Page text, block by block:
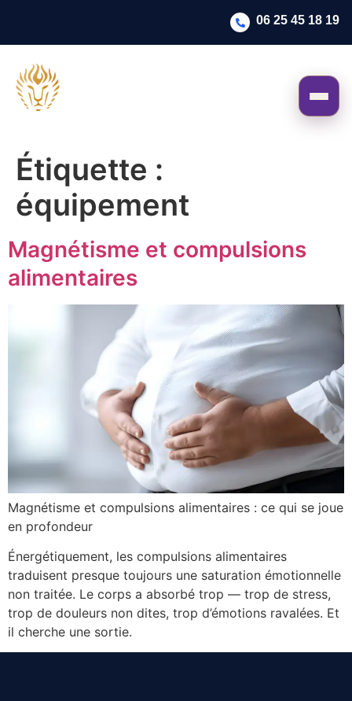
06 25 45 18 19
Étiquette :
équipement
Magnétisme et compulsions
alimentaires
Magnétisme et compulsions alimentaires : ce qui se joue
en profondeur
Énergétiquement, les compulsions alimentaires
traduisent presque toujours une saturation émotionnelle
non traitée. Le corps a absorbé trop — trop de stress,
trop de douleurs non dites, trop d’émotions ravalées. Et
il cherche une sortie.